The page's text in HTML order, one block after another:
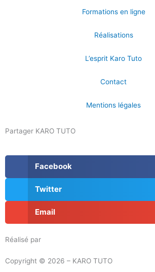
Formations en ligne
Réalisations
L’esprit Karo Tuto
Contact
Mentions légales
Partager KARO TUTO
Facebook
Twitter
Email
Réalisé par
Copyright © 2026 – KARO TUTO